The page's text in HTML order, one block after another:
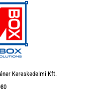
Kereskedelmi Kft.